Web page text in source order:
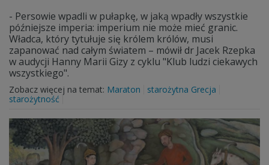
- Persowie wpadli w pułapkę, w jaką wpadły wszystkie
późniejsze imperia: imperium nie może mieć granic.
Władca, który tytułuje się królem królów, musi
zapanować nad całym światem – mówił dr Jacek Rzepka
w audycji Hanny Marii Gizy z cyklu "Klub ludzi ciekawych
wszystkiego".
Zobacz więcej na temat: Maraton
starożytna Grecja
starożytność